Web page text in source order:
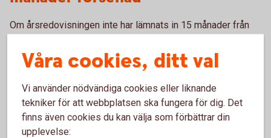
Om årsredovisningen inte har lämnats in 15 månader från
ansvariga för bolagets skulder. Bolaget drabbas dessutom
av höga förseningsavgifter.
Personen har gått i borgen för
bolagets åtaganden
Våra cookies, ditt val
Vi använder nödvändiga cookies eller liknande
tekniker för att webbplatsen ska fungera för dig. Det
finns även cookies du kan välja som förbättrar din
upplevelse: